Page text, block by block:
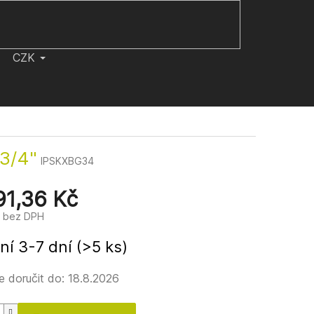
CZK
4" IPSKXBG34
Kč
bez DPH
3-7 dní (>5 ks)
doručit do: 18.8.2026